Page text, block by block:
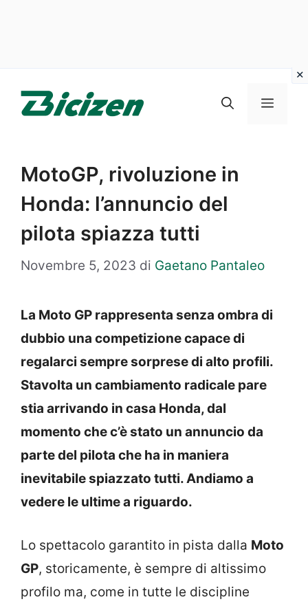
Menu
MotoGP, rivoluzione in
Honda: l’annuncio del
pilota spiazza tutti
Novembre 5, 2023 di Gaetano Pantaleo
La Moto GP rappresenta senza ombra di
dubbio una competizione capace di
regalarci sempre sorprese di alto profili.
Stavolta un cambiamento radicale pare
stia arrivando in casa Honda, dal
momento che c’è stato un annuncio da
parte del pilota che ha in maniera
inevitabile spiazzato tutti. Andiamo a
vedere le ultime a riguardo.
Lo spettacolo garantito in pista dalla Moto
GP, storicamente, è sempre di altissimo
profilo ma, come in tutte le discipline